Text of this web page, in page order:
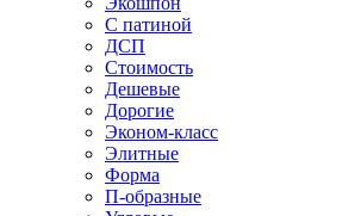
С патиной
ДСП
Стоимость
Дешевые
Дорогие
Эконом-класс
Элитные
Форма
П-образные